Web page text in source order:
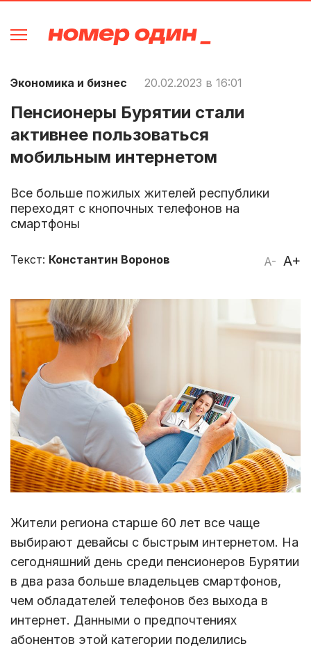
Экономика и бизнес 20.02.2023 в 16:01
Пенсионеры Бурятии стали
активнее пользоваться
мобильным интернетом
Все больше пожилых жителей республики
переходят с кнопочных телефонов на
смартфоны
A- A+
Текст: Константин Воронов
Жители региона старше 60 лет все чаще
выбирают девайсы с быстрым интернетом. На
сегодняшний день среди пенсионеров Бурятии
в два раза больше владельцев смартфонов,
чем обладателей телефонов без выхода в
интернет. Данными о предпочтениях
абонентов этой категории поделились